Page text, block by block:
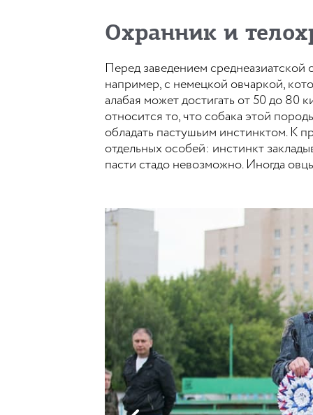
Охранник и
Перед заведением
например, с немецкой овчаркой,
алабая может достигать от 50 до 80
относится то, что собака этой
обладать пастушьим инстинктом. К
отдельных особей: инстинкт
пасти стадо невозможно. Иногда